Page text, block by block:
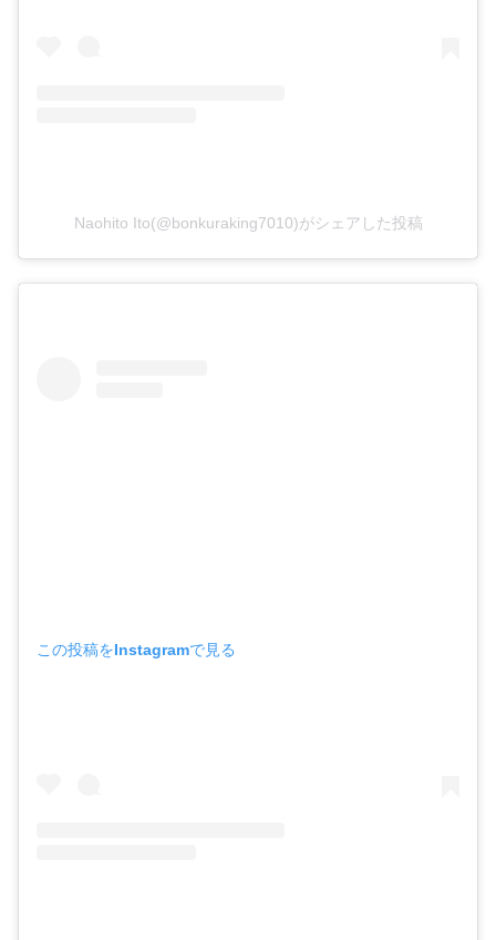
Naohito Ito(@bonkuraking7010)がシェアした投稿
この投稿をInstagramで見る